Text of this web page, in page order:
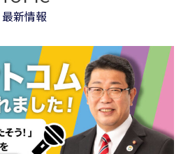
最新情報